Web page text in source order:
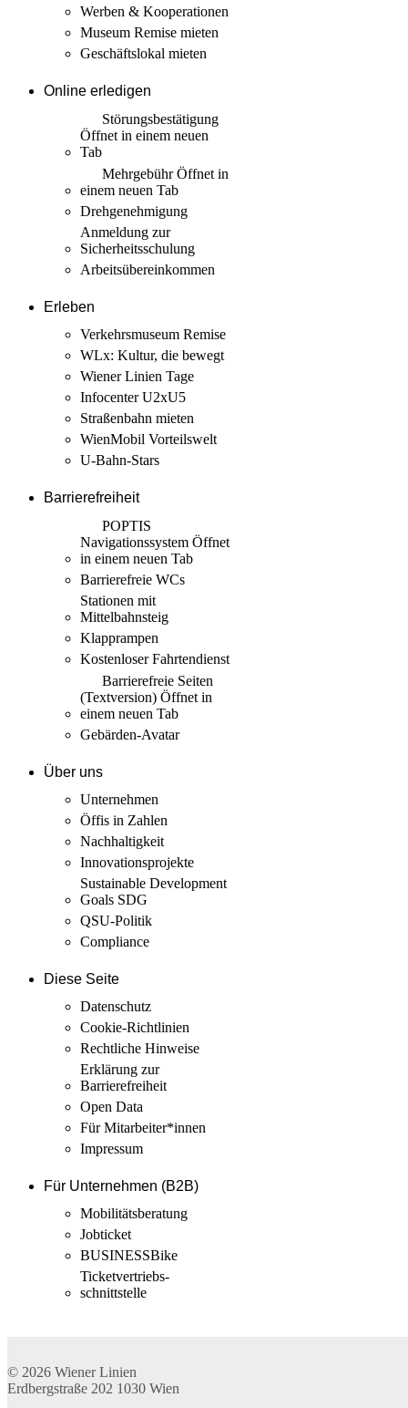
Werben & Kooperationen
Museum Remise mieten
Geschäftslokal mieten
Online erledigen
Störungs­bestätigung
Öffnet in einem neuen
Tab
MehrgebührÖffnet in
einem neuen Tab
Drehgenehmigung
Anmeldung zur
Sicherheits­schulung
Arbeits­übereinkommen
Erleben
Verkehrsmuseum Remise
WLx: Kultur, die bewegt
Wiener Linien Tage
Infocenter U2xU5
Straßenbahn mieten
WienMobil Vorteilswelt
U-Bahn-Stars
Barrierefreiheit
POPTIS
Navigationssystem Öffnet
in einem neuen Tab
Barrierefreie WCs
Stationen mit
Mittelbahnsteig
Klapprampen
Kostenloser Fahrtendienst
Barrierefreie Seiten
(Textversion) Öffnet in
einem neuen Tab
Gebärden-Avatar
Über uns
Unternehmen
Öffis in Zahlen
Nachhaltigkeit
Innovations­projekte
Sustainable Development
Goals SDG
QSU-Politik
Compliance
Diese Seite
Datenschutz
Cookie-Richtlinien
Rechtliche Hinweise
Erklärung zur
Barrierefreiheit
Open Data
Für Mitarbeiter­*innen
Impressum
Für Unternehmen (B2B)
Mobilitäts­beratung
Jobticket
BUSINESSBike
Ticketvertriebs­
schnittstelle
© 2026 Wiener Linien
Erdbergstraße 202 1030 Wien